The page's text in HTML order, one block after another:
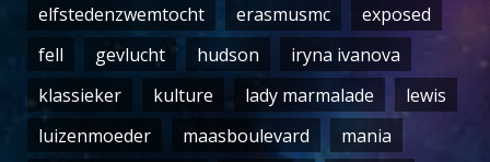
elfstedenzwemtocht
erasmusmc
exposed
fell
gevlucht hudson
iryna ivanova
klassieker
kulture lady marmalade
lewis
luizenmoeder
maasboulevard
mania